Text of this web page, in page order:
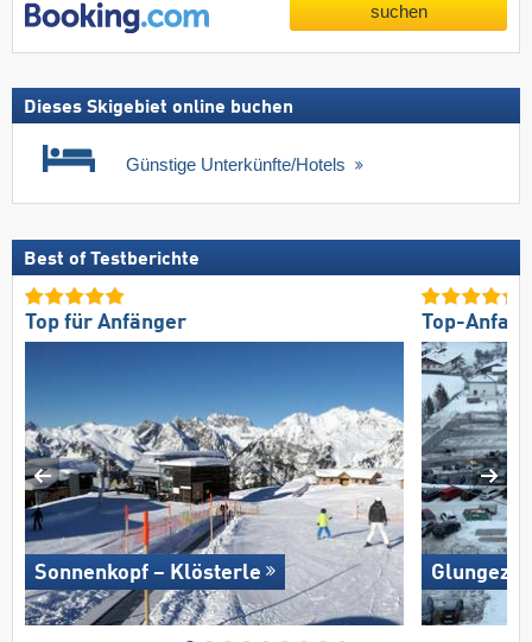
suchen
Dieses Skigebiet online buchen
Günstige Unterkünfte/Hotels
Best of Testberichte
Top für Anfänger
Sonnenkopf – Klösterle
Top-